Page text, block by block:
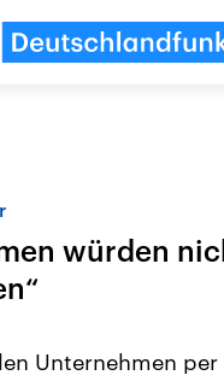
würden
Unternehmen